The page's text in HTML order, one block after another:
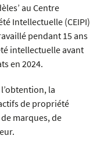
au Centre
Intellectuelle (CEIPI)
pendant 15 ans
intellectuelle avant
en 2024.
la
de propriété
marques, de